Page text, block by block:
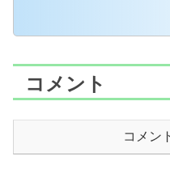
コメント
コメン